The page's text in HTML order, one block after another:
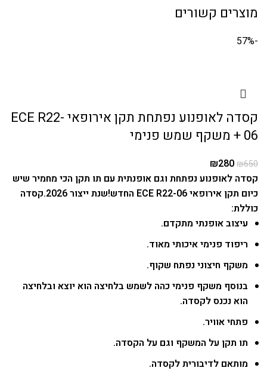
מוצרים קשורים
-57%
קסדה לאופנוע נפתחת תקן אירופאי ECE R22-
06 + משקף שמש פנימי
₪650
₪280
קסדה לאופנוע נפתחת וגם אופנתית עם תו תקן הכי מחמיר שיש
כיום תקן אירופאי ECE R22-06 החדש!
שנת ייצור 2026.
קסדה
כוללת:
עיצוב אופנתי מתקדם.
ריפוד פנימי איכותי מאוד.
משקף חיצוני נפתח שקוף.
בנוסף משקף פנימי כהה לשמש בלחיצה הוא יוצא ובלחיצה
הוא נכנס לקסדה.
פתחי אוויר.
תו תקן על המשקף וגם על הקסדה.
מותאם לדיבורית לקסדה.